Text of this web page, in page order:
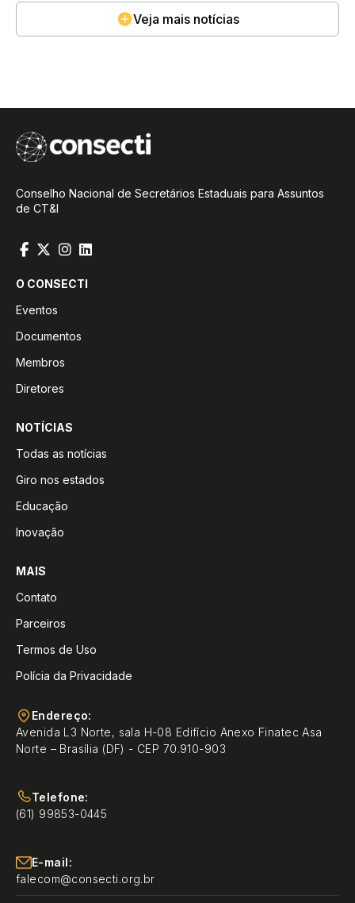
Veja mais notícias
Conselho Nacional de Secretários Estaduais para Assuntos
de CT&I
O CONSECTI
Eventos
Documentos
Membros
Diretores
NOTÍCIAS
Todas as notícias
Giro nos estados
Educação
Inovação
MAIS
Contato
Parceiros
Termos de Uso
Polícia da Privacidade
Endereço:
Avenida L3 Norte, sala H-08 Edifício Anexo Finatec Asa
Norte – Brasília (DF) - CEP 70.910-903
Telefone:
(61) 99853-0445
E-mail:
falecom@consecti.org.br